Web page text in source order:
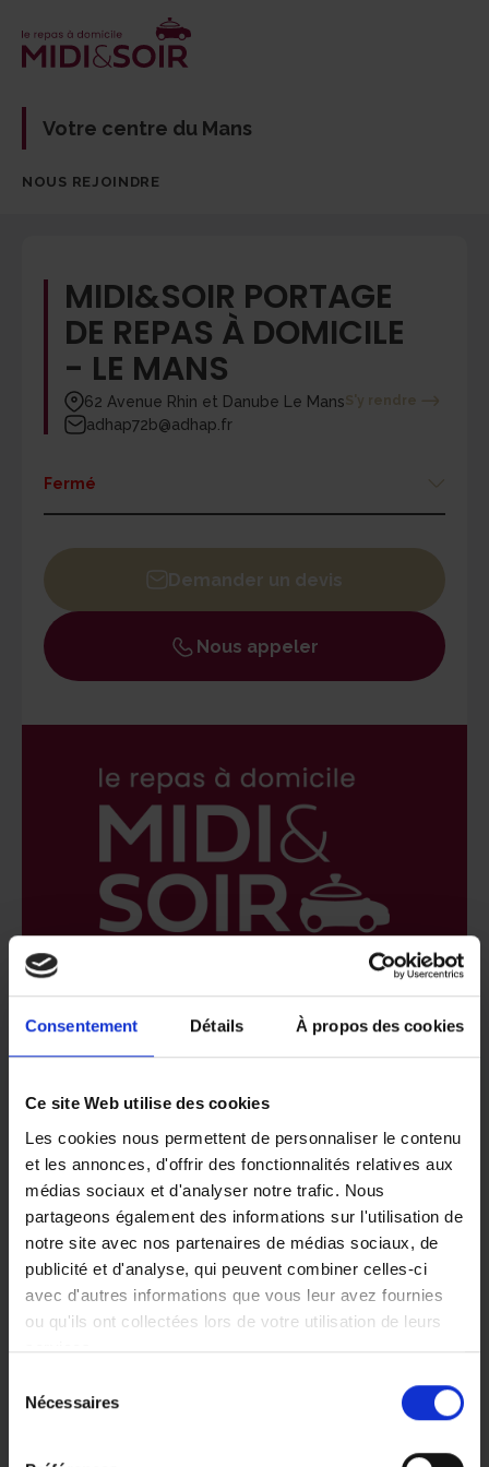
Consentement Détails À propos des cookies
Ce site Web utilise des cookies
Les cookies nous permettent de personnaliser le contenu
et les annonces, d'offrir des fonctionnalités relatives aux
médias sociaux et d'analyser notre trafic. Nous
partageons également des informations sur l'utilisation de
notre site avec nos partenaires de médias sociaux, de
publicité et d'analyse, qui peuvent combiner celles-ci
avec d'autres informations que vous leur avez fournies
ou qu'ils ont collectées lors de votre utilisation de leurs
services.
Vous pouvez librement donner, refuser ou retirer votre
consentement en sélectionnant les finalités ci-dessous.
Nécessaires
Votre centre du Mans
NOUS REJOINDRE
MIDI&SOIR PORTAGE
DE REPAS À DOMICILE
- LE MANS
62 Avenue Rhin et Danube Le MansS'y rendre
adhap72b@adhap.fr
Fermé
Mardi
09h30 - 12h30 / 14h - 18h30
Mercredi
09h30 - 12h30 / 14h - 18h30
Jeudi
09h30 - 12h30 / 14h - 18h30
Vendredi
09h30 - 12h30 / 14h - 18h30
Samedi
Fermé
Demander un devis
Nous appeler
Votre agence ADHAP
Mr Le Queré, responsable du centre ADHAP du
Mans et son équipe sont à votre disposition pour
vous proposer le service de portage de repas
MIDI&SOIR personnalisé, adapté à vos besoins
ou à ceux de vos proches.
Avec plus de 25 ans d’expérience et bientôt 10
ans dans le portage de repas MIDI&SOIR
propose un accompagnement complet aux
perte d’autonomie ou en convalescence.
Nos menus, élaborés par des diététiciens et des